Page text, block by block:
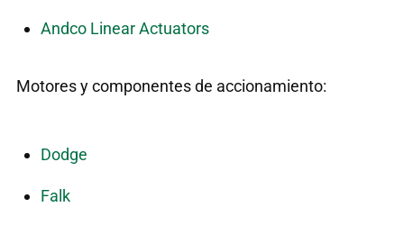
Andco Linear Actuators
Motores y componentes de accionamiento:
Dodge
Falk